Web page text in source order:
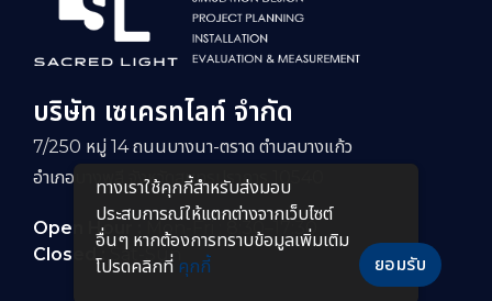
บริษัท เซเครทไลท์ จำกัด
7/250 หมู่ 14 ถนนบางนา-ตราด ตำบลบางแก้ว
อำเภอบางพลี จังหวัดสมุทรปราการ 10540
Open Hour :
Mon-Fri : 8:30–17:30
Closed :
Sat-Sun
ทางเราใช้คุกกี้สําหรับส่งมอบ
ประสบการณ์ให้แตกต่างจากเว็บไซต์
อื่นๆ หากต้องการทราบข้อมูลเพิ่มเติม
โปรดคลิกที่ คุกกี้ ยอมรับ